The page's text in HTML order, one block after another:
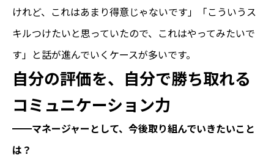
けれど、これはあまり得意じゃないです」「こういうス
キルつけたいと思っていたので、これはやってみたいで
す」と話が進んでいくケースが多いです。
自分の評価を、自分で勝ち取れる
コミュニケーション力
━━マネージャーとして、今後取り組んでいきたいこと
は？